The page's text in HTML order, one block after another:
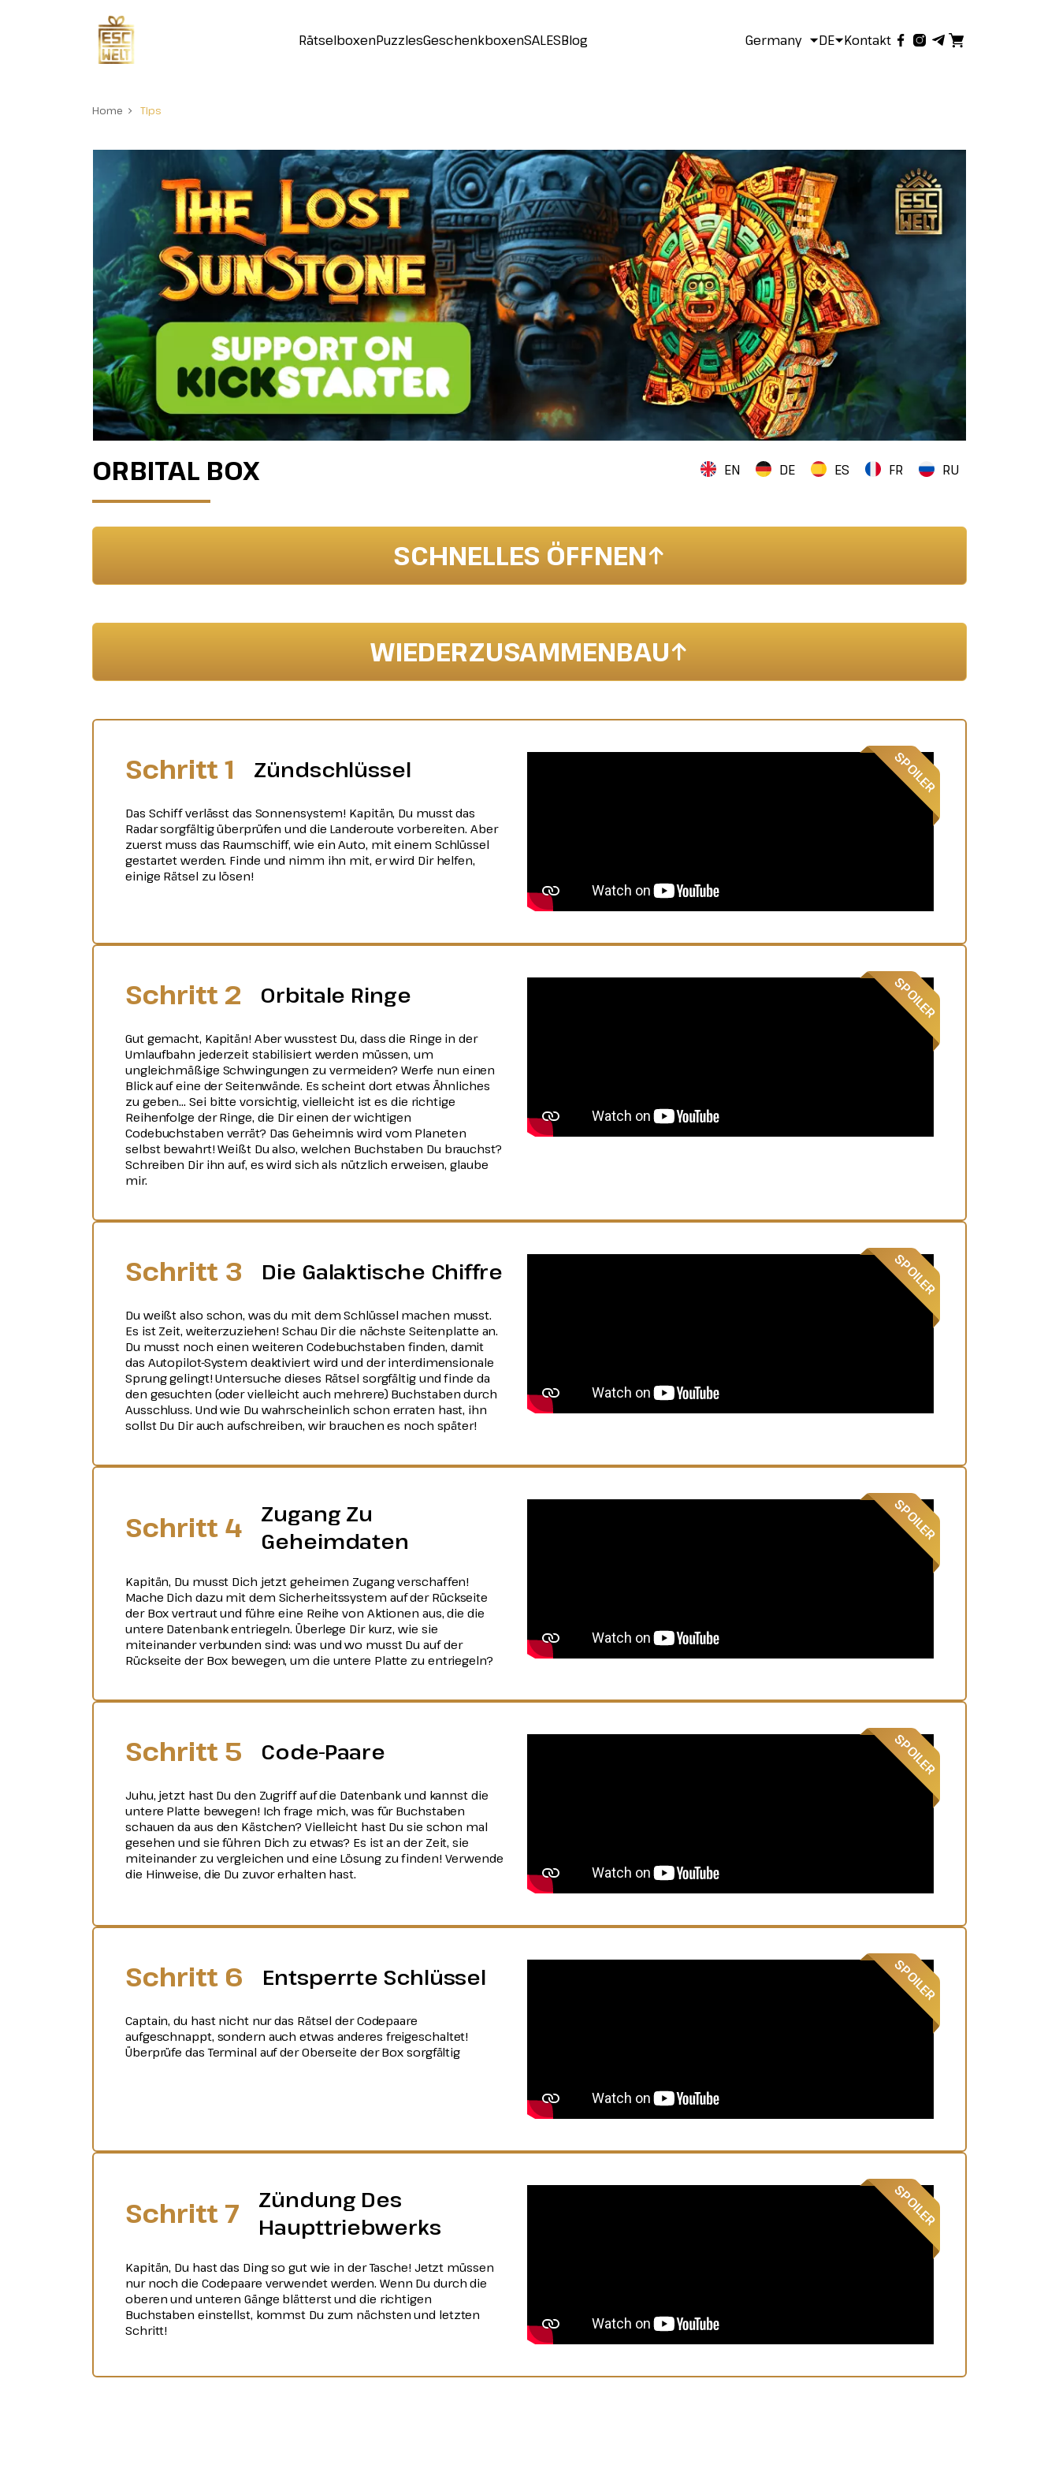
RätselboxenPuzzlesGeschenkboxenSALESBlog Germany DE Kontakt
Home Tips
ORBITAL BOX EN DE ES FR RU
SCHNELLES ÖFFNEN
WIEDERZUSAMMENBAU
Schritt 1 Zündschlüssel
Das Schiff verlässt das Sonnensystem! Kapitän, Du musst das
Radar sorgfältig überprüfen und die Landeroute vorbereiten. Aber
zuerst muss das Raumschiff, wie ein Auto, mit einem Schlüssel
gestartet werden. Finde und nimm ihn mit, er wird Dir helfen,
einige Rätsel zu lösen!
Schritt 2 Orbitale Ringe
Gut gemacht, Kapitän! Aber wusstest Du, dass die Ringe in der
Umlaufbahn jederzeit stabilisiert werden müssen, um
ungleichmäßige Schwingungen zu vermeiden? Werfe nun einen
Blick auf eine der Seitenwände. Es scheint dort etwas Ähnliches
zu geben… Sei bitte vorsichtig, vielleicht ist es die richtige
Reihenfolge der Ringe, die Dir einen der wichtigen
Codebuchstaben verrät? Das Geheimnis wird vom Planeten
selbst bewahrt! Weißt Du also, welchen Buchstaben Du brauchst?
Schreiben Dir ihn auf, es wird sich als nützlich erweisen, glaube
mir.
Schritt 3 Die Galaktische Chiffre
Du weißt also schon, was du mit dem Schlüssel machen musst.
Es ist Zeit, weiterzuziehen! Schau Dir die nächste Seitenplatte an.
Du musst noch einen weiteren Codebuchstaben finden, damit
das Autopilot-System deaktiviert wird und der interdimensionale
Sprung gelingt! Untersuche dieses Rätsel sorgfältig und finde da
den gesuchten (oder vielleicht auch mehrere) Buchstaben durch
Ausschluss. Und wie Du wahrscheinlich schon erraten hast, ihn
sollst Du Dir auch aufschreiben, wir brauchen es noch später!
Schritt 4
Zugang Zu
Geheimdaten
Kapitän, Du musst Dich jetzt geheimen Zugang verschaffen!
Mache Dich dazu mit dem Sicherheitssystem auf der Rückseite
der Box vertraut und führe eine Reihe von Aktionen aus, die die
untere Datenbank entriegeln. Überlege Dir kurz, wie sie
miteinander verbunden sind: was und wo musst Du auf der
Rückseite der Box bewegen, um die untere Platte zu entriegeln?
Schritt 5 Code-Paare
Juhu, jetzt hast Du den Zugriff auf die Datenbank und kannst die
untere Platte bewegen! Ich frage mich, was für Buchstaben
schauen da aus den Kästchen? Vielleicht hast Du sie schon mal
gesehen und sie führen Dich zu etwas? Es ist an der Zeit, sie
miteinander zu vergleichen und eine Lösung zu finden! Verwende
die Hinweise, die Du zuvor erhalten hast.
Schritt 6 Entsperrte Schlüssel
Captain, du hast nicht nur das Rätsel der Codepaare
aufgeschnappt, sondern auch etwas anderes freigeschaltet!
Überprüfe das Terminal auf der Oberseite der Box sorgfältig
Schritt 7
Zündung Des
Haupttriebwerks
Kapitän, Du hast das Ding so gut wie in der Tasche! Jetzt müssen
nur noch die Codepaare verwendet werden. Wenn Du durch die
oberen und unteren Gänge blätterst und die richtigen
Buchstaben einstellst, kommst Du zum nächsten und letzten
Schritt!